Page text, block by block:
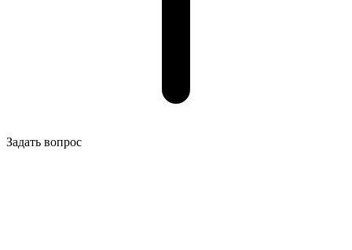
Задать вопрос